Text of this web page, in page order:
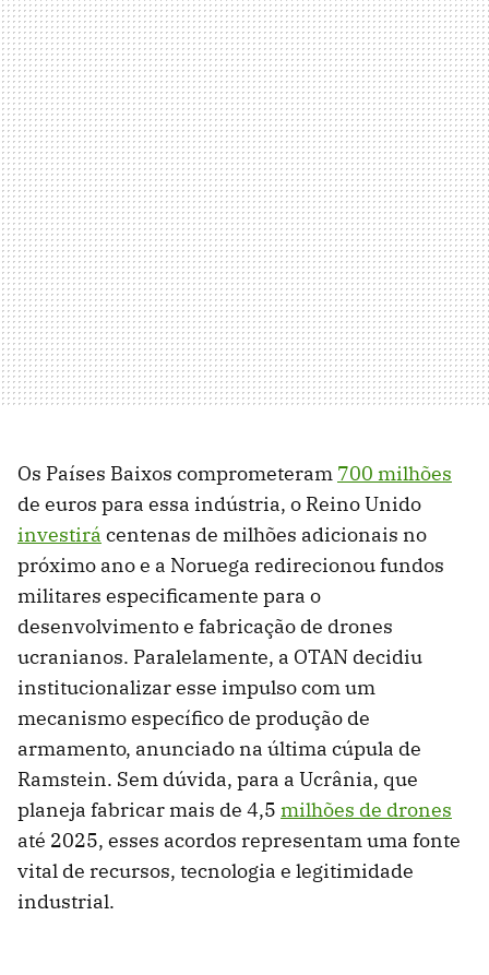
Os Países Baixos comprometeram 700 milhões
de euros para essa indústria, o Reino Unido
investirá centenas de milhões adicionais no
próximo ano e a Noruega redirecionou fundos
militares especificamente para o
desenvolvimento e fabricação de drones
ucranianos. Paralelamente, a OTAN decidiu
institucionalizar esse impulso com um
mecanismo específico de produção de
armamento, anunciado na última cúpula de
Ramstein. Sem dúvida, para a Ucrânia, que
planeja fabricar mais de 4,5 milhões de drones
até 2025, esses acordos representam uma fonte
vital de recursos, tecnologia e legitimidade
industrial.